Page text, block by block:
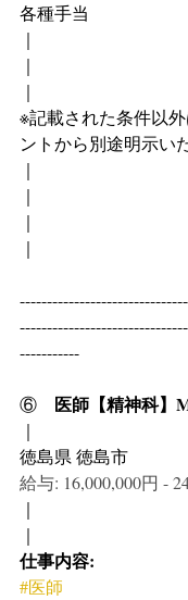
各種手当
｜
｜
｜
※記載された条件以
ントから別途明示い
｜
｜
｜
｜
-----------
⑥ 医師【精神科】
｜
徳島県 徳島市
給与: 16,000,000円 -
｜
｜
仕事内容:
#医師